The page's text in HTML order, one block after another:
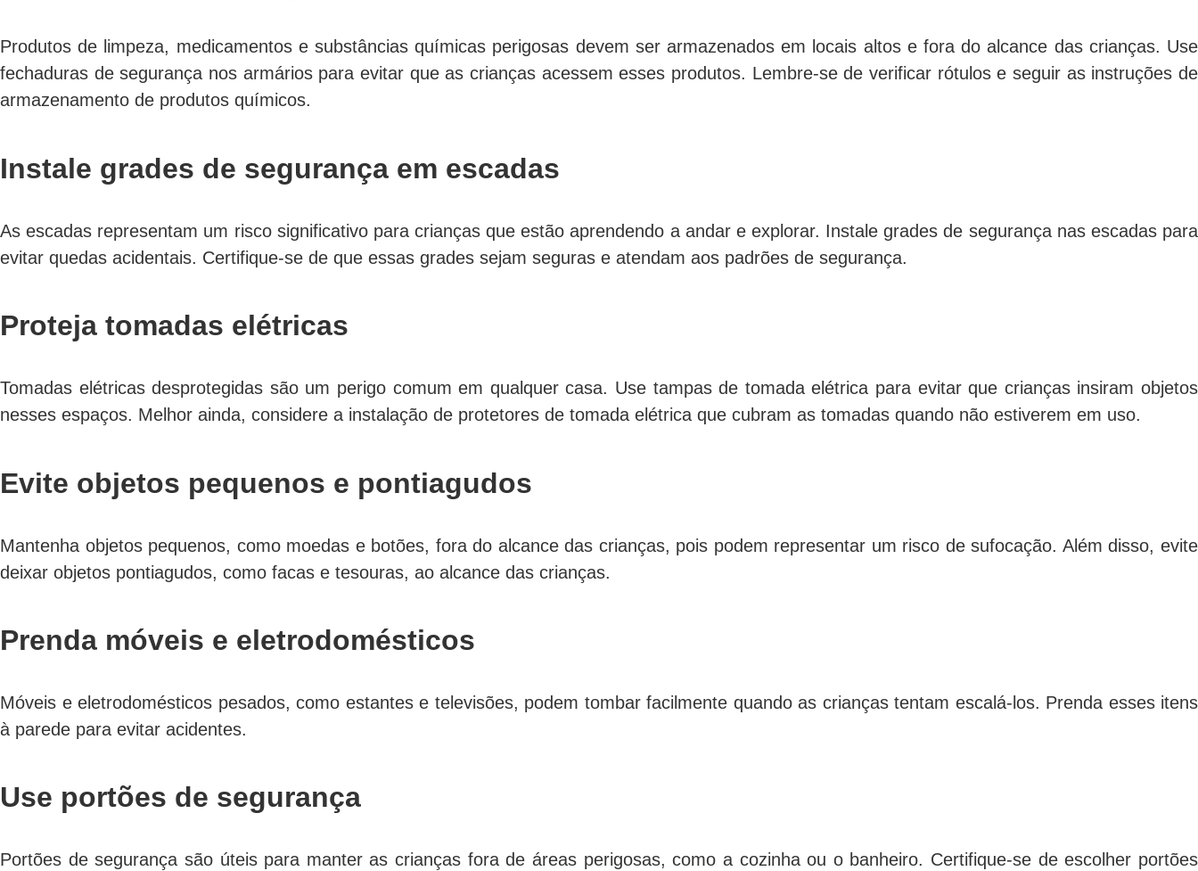
Produtos de limpeza, medicamentos e substâncias químicas perigosas devem ser armazenados em locais altos e fora do alcance das crianças. Use
fechaduras de segurança nos armários para evitar que as crianças acessem esses produtos. Lembre-se de verificar rótulos e seguir as instruções de
armazenamento de produtos químicos.
Instale grades de segurança em escadas
As escadas representam um risco significativo para crianças que estão aprendendo a andar e explorar. Instale grades de segurança nas escadas para
evitar quedas acidentais. Certifique-se de que essas grades sejam seguras e atendam aos padrões de segurança.
Proteja tomadas elétricas
Tomadas elétricas desprotegidas são um perigo comum em qualquer casa. Use tampas de tomada elétrica para evitar que crianças insiram objetos
nesses espaços. Melhor ainda, considere a instalação de protetores de tomada elétrica que cubram as tomadas quando não estiverem em uso.
Evite objetos pequenos e pontiagudos
Mantenha objetos pequenos, como moedas e botões, fora do alcance das crianças, pois podem representar um risco de sufocação. Além disso, evite
deixar objetos pontiagudos, como facas e tesouras, ao alcance das crianças.
Prenda móveis e eletrodomésticos
Móveis e eletrodomésticos pesados, como estantes e televisões, podem tombar facilmente quando as crianças tentam escalá-los. Prenda esses itens
à parede para evitar acidentes.
Use portões de segurança
Portões de segurança são úteis para manter as crianças fora de áreas perigosas, como a cozinha ou o banheiro. Certifique-se de escolher portões